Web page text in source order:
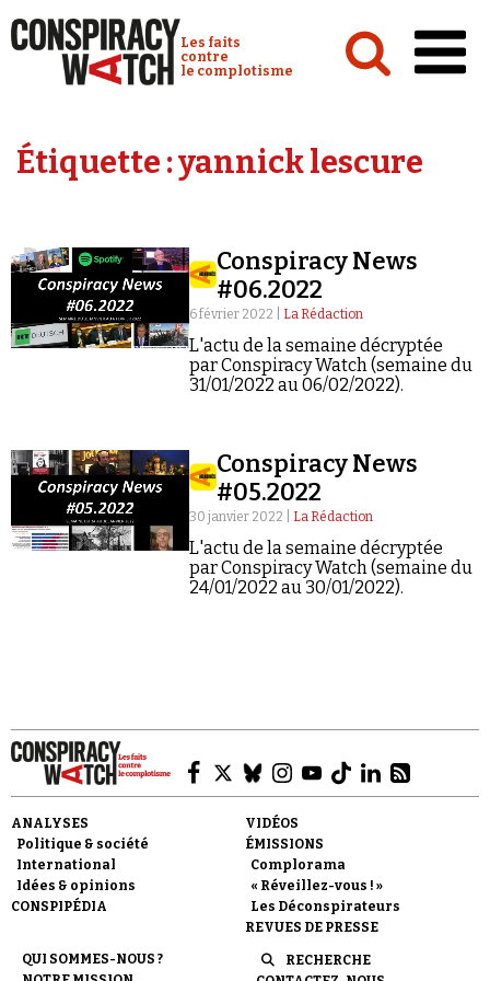
Conspiracy Watch :
Les faits
contre
le complotisme
Analyses
Vidéos
Émissions
Revues de presse
Newsletter
Demander à Vera
Étiquette :yannick lescure
Conspiracy News
#06.2022
6 février 2022 | La Rédaction
L'actu de la semaine décryptée
par Conspiracy Watch (semaine du
31/01/2022 au 06/02/2022).
Conspiracy News
#05.2022
30 janvier 2022 | La Rédaction
L'actu de la semaine décryptée
par Conspiracy Watch (semaine du
24/01/2022 au 30/01/2022).
ANALYSES
Politique & société
International
Idées & opinions
CONSPIPÉDIA
VIDÉOS
ÉMISSIONS
Complorama
« Réveillez-vous ! »
Les Déconspirateurs
REVUES DE PRESSE
QUI SOMMES-NOUS ?
RECHERCHE